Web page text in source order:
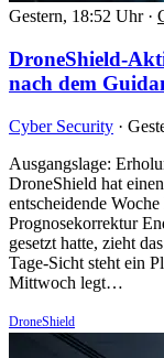
Gestern, 18:52 Uhr ·
DroneShield-
nach dem
Cyber Security ·
Ausgangslage:
DroneShield hat
entscheidende
Prognosekorrektur
gesetzt hatte, zieht
Tage-Sicht steht ein
Mittwoch legt…
DroneShield